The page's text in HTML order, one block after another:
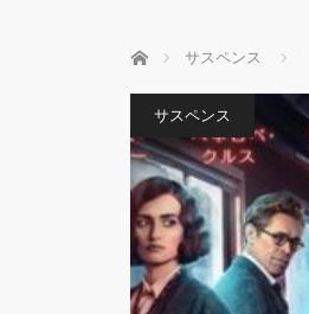
ホーム サスペンス
サスペンス